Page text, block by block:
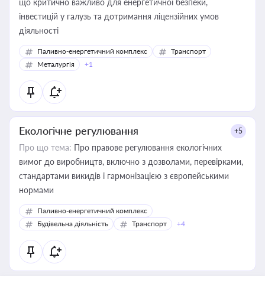
що критично важливо для енергетичної безпеки,
інвестицій у галузь та дотримання ліцензійних умов
діяльності
Паливно-енергетичний комплекс
Транспорт
Металургія
+1
Екологічне регулювання +5
Про що тема: Про правове регулювання екологічних
вимог до виробництв, включно з дозволами, перевірками,
стандартами викидів і гармонізацією з європейськими
нормами
Паливно-енергетичний комплекс
Будівельна діяльність
Транспорт +4